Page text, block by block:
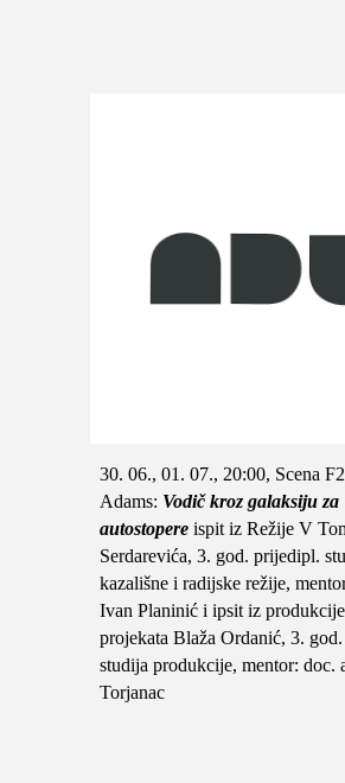
30. 06., 01. 07., 20:00, Scena
Adams: Vodič kroz galaksiju za
autostopereispit iz Režije V
Serdarevića, 3. god. prijedipl.
kazališne i radijske režije,
Ivan Planinić i ipsit iz
projekata Blaža Ordanić, 3.
studija produkcije, mentor: doc.
Torjanac